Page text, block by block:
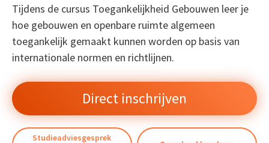
Tijdens de cursus Toegankelijkheid Gebouwen leer je
hoe gebouwen en openbare ruimte algemeen
toegankelijk gemaakt kunnen worden op basis van
internationale normen en richtlijnen.
Studieadviesgesprek
Direct inschrijven